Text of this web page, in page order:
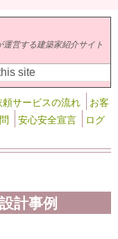
営する建築家紹介サイト
ム
サービスの流れ
お客
安心安全宣言
ログ
計事例